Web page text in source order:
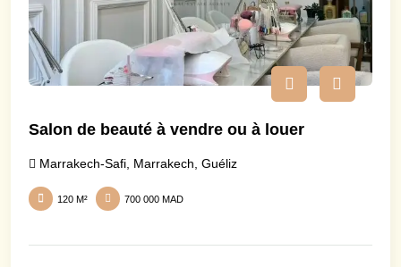
Salon de beauté à vendre ou à louer
Marrakech-Safi, Marrakech, Guéliz
120 M² 700 000 MAD